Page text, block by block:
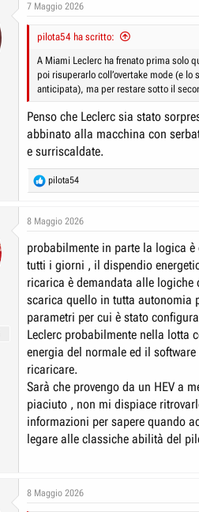
7 Maggio 2026
pilota54 ha scritto:
A Miami Leclerc ha frenato prima solo
poi risuperarlo coll’overtake mode (e
anticipata), ma per restare sotto il
Penso che Leclerc sia stato
abbinato alla macchina con
e surriscaldate.
R
e
c
i
o
s
:
pilota54
8 Maggio 2026
probabilmente in parte la logica
tutti i giorni , il dispendio
ricarica è demandata alle logiche
scarica quello in tutta autonomia
parametri per cui è stato
Leclerc probabilmente nella lotta
energia del normale ed il
ricaricare.
Sarà che provengo da un HEV a
piaciuto , non mi dispiace
informazioni per sapere quando
legare alle classiche abilità del
8 Maggio 2026